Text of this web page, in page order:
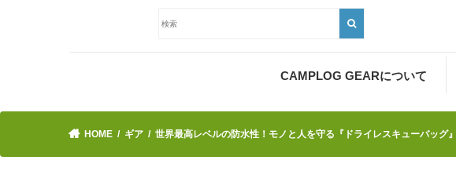
CAMPLOG GEARについて
HOME ギア 世界最高レベルの防水性！モノと人を守る『ドライレスキューバッグ